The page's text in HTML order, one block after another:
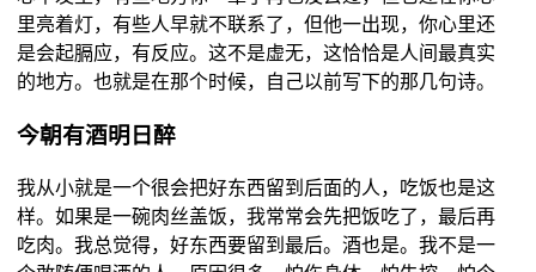
里亮着灯，有些人早就不联系了，但他一出现，你心里还
是会起膈应，有反应。这不是虚无，这恰恰是人间最真实
的地方。也就是在那个时候，自己以前写下的那几句诗。
今朝有酒明日醉
我从小就是一个很会把好东西留到后面的人，吃饭也是这
样。如果是一碗肉丝盖饭，我常常会先把饭吃了，最后再
吃肉。我总觉得，好东西要留到最后。酒也是。我不是一